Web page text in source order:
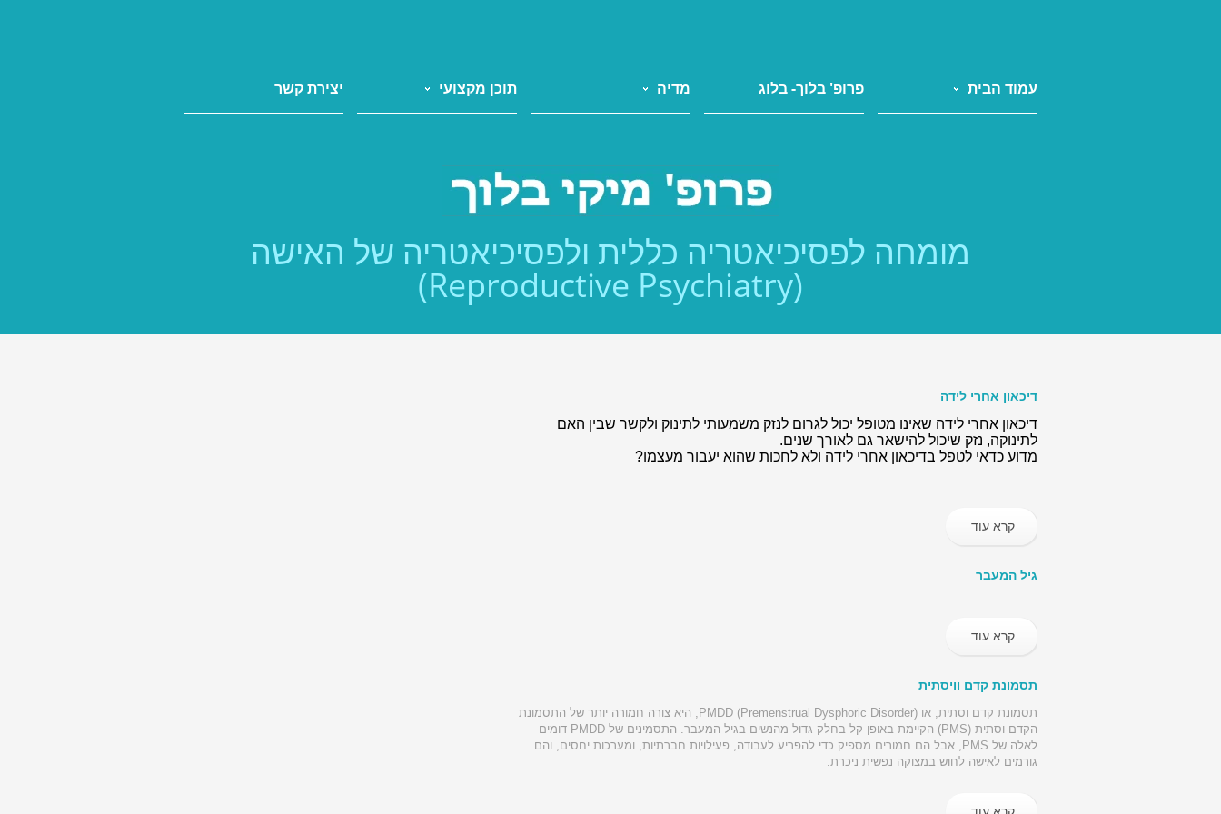
עמוד הבית פרופ' בלוך- בלוג מדיה תוכן מקצועי יצירת קשר
מומחה לפסיכיאטריה כללית ולפסיכיאטריה של האישה
(Reproductive Psychiatry)
דיכאון אחרי לידה
דיכאון אחרי לידה שאינו מטופל יכול לגרום לנזק משמעותי לתינוק ולקשר שבין האם
לתינוקה, נזק שיכול להישאר גם לאורך שנים.
מדוע כדאי לטפל בדיכאון אחרי לידה ולא לחכות שהוא יעבור מעצמו?
קרא עוד
גיל המעבר
קרא עוד
תסמונת קדם וויסתית
תסמונת קדם וסתית, או PMDD (Premenstrual Dysphoric Disorder), היא צורה חמורה יותר של התסמונת
הקדם-וסתית (PMS) הקיימת באופן קל בחלק גדול מהנשים בגיל המעבר. התסמינים של PMDD דומים
לאלה של PMS, אבל הם חמורים מספיק כדי להפריע לעבודה, פעילויות חברתיות, ומערכות יחסים, והם
גורמים לאישה לחוש במצוקה נפשית ניכרת.